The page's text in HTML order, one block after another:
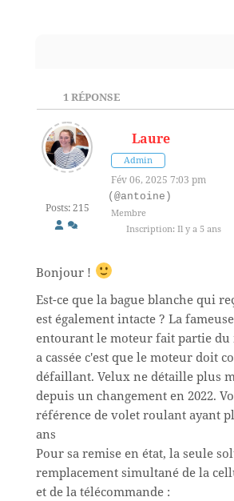
1RÉPONSE
Posts: 215
Laure
Admin
Fév 06, 2025 7:03 pm
(@antoine)
Membre
Inscription: Il y a 5 ans
Bonjour !
Est-ce que la bague blanche qui
est également intacte ? La
entourant le moteur fait partie du
a cassée c'est que le moteur doit
défaillant. Velux ne détaille plus
depuis un changement en 2022.
référence de volet roulant ayant
ans
Pour sa remise en état, la seule
remplacement simultané de la
et de la télécommande :